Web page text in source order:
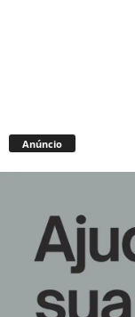
Anúncio